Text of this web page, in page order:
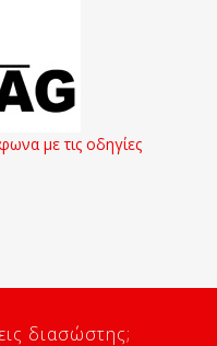
με τις οδηγίες
διασώστης;